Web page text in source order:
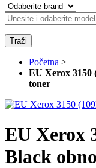
Traži
Početna >
EU Xerox 3150
toner
EU Xerox
Black